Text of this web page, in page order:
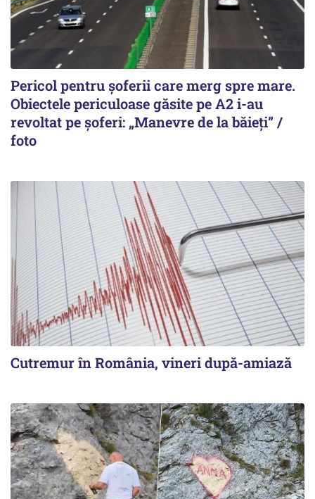
Pericol pentru șoferii care merg spre mare.
Obiectele periculoase găsite pe A2 i-au
revoltat pe șoferi: „Manevre de la băieți” /
foto
Cutremur în România, vineri după-amiază